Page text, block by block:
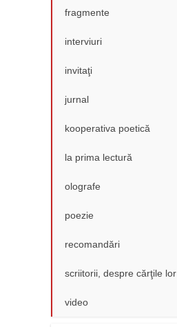
fragmente
interviuri
invitaţi
jurnal
kooperativa poetică
la prima lectură
olografe
poezie
recomandări
scriitorii, despre cărţile lor
video